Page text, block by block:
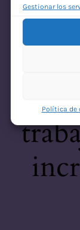
Gestionar los
Política de